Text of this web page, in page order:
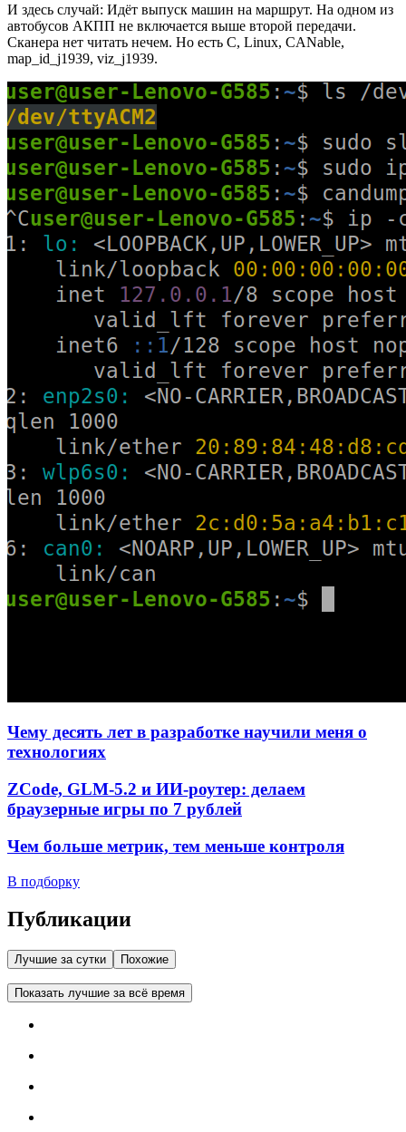
И здесь случай: Идёт выпуск машин на маршрут. На одном из
автобусов АКПП не включается выше второй передачи.
Сканера нет читать нечем. Но есть C, Linux, CANable,
map_id_j1939, viz_j1939.
Чему десять лет в разработке научили меня о
технологиях
ZCode, GLM-5.2 и ИИ-роутер: делаем
браузерные игры по 7 рублей
Чем больше метрик, тем меньше контроля
В подборку
Публикации
Лучшие за сутки Похожие
Показать лучшие за всё время